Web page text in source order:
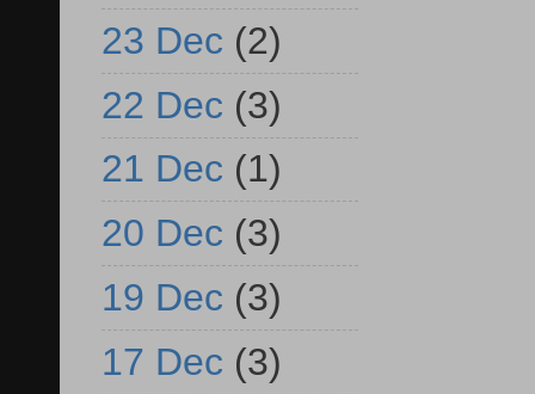
23 Dec (2)
22 Dec (3)
21 Dec (1)
20 Dec (3)
19 Dec (3)
17 Dec (3)